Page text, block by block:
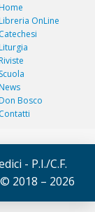
Home
Libreria OnLine
Catechesi
Liturgia
Riviste
Scuola
News
Don Bosco
Contatti
- P.I./C.F.
2018 – 2026